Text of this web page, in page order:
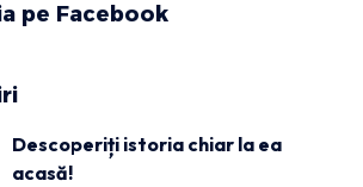
pe Facebook
Descoperiți istoria chiar la ea
acasă!